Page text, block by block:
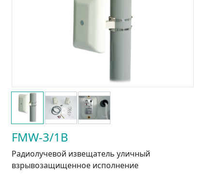
FMW-3/1В
Радиолучевой извещатель уличный
взрывозащищенное исполнение